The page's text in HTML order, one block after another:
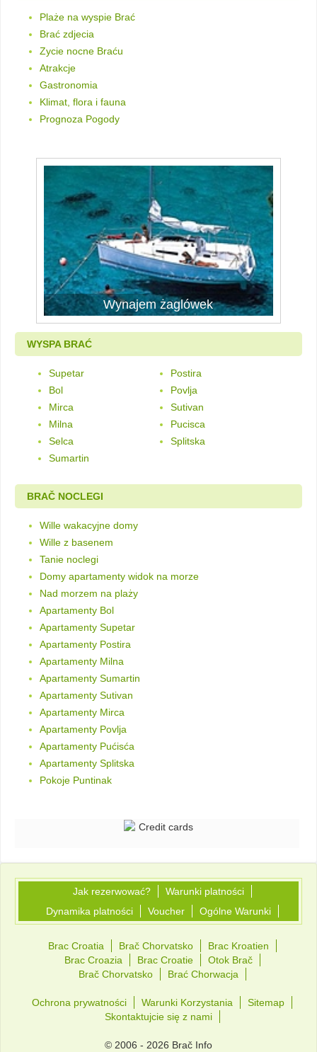
Plaże na wyspie Brać
Brać zdjecia
Zycie nocne Braću
Atrakcje
Gastronomia
Klimat, flora i fauna
Prognoza Pogody
Wynajem żaglówek
WYSPA BRAĆ
Supetar
Postira
Bol
Povlja
Mirca
Sutivan
Milna
Pucisca
Selca
Splitska
Sumartin
BRAČ NOCLEGI
Wille wakacyjne domy
Wille z basenem
Tanie noclegi
Domy apartamenty widok na morze
Nad morzem na plaży
Apartamenty Bol
Apartamenty Supetar
Apartamenty Postira
Apartamenty Milna
Apartamenty Sumartin
Apartamenty Sutivan
Apartamenty Mirca
Apartamenty Povlja
Apartamenty Pućisća
Apartamenty Splitska
Pokoje Puntinak
Jak rezerwować?
Warunki platności
Dynamika platności
Voucher Ogólne Warunki
Brac Croatia Brač Chorvatsko
Brac Kroatien
Brac Croazia
Brac Croatie
Otok Brač
Brač Chorvatsko
Brać Chorwacja
Ochrona prywatności Warunki Korzystania
Sitemap
Skontaktujcie się z nami
© 2006 - 2026 Brač Info